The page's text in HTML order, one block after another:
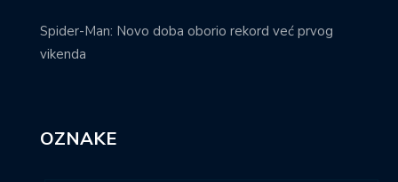
Spider-Man: Novo doba oborio rekord već prvog
vikenda
OZNAKE